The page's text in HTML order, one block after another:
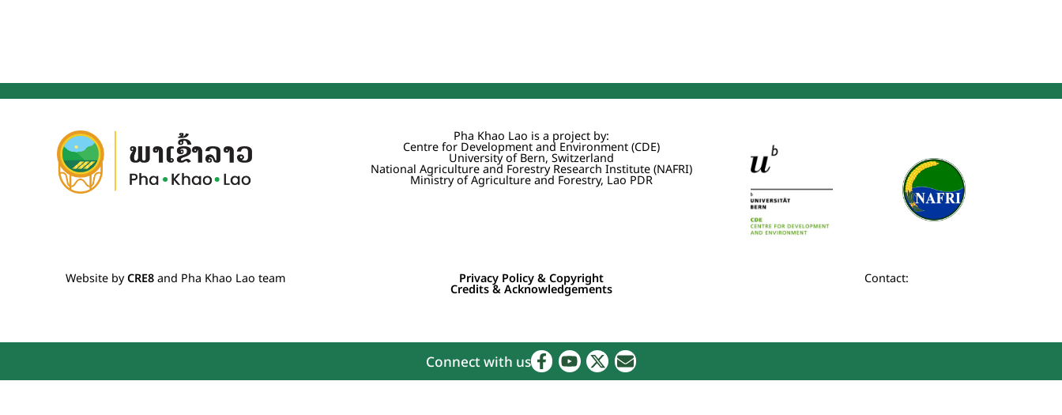
Pha Khao Lao is a project by:
Centre for Development and Environment (CDE)
University of Bern, Switzerland
National Agriculture and Forestry Research Institute (NAFRI)
Ministry of Agriculture and Forestry, Lao PDR
Website byCRE8 and Pha Khao Lao team Privacy Policy & Copyright
Credits & Acknowledgements
Contact:
Connect with us